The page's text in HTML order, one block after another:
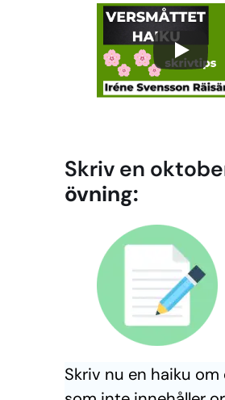
Skriv en
övning:
Skriv nu en haiku